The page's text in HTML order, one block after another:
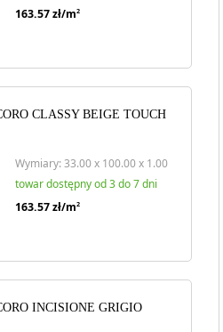
163.57zł/m2
CLASSY BEIGE TOUCH
Wymiary: 33.00 x 100.00 x 1.00
towar dostępny od 3 do 7 dni
163.57zł/m2
INCISIONE GRIGIO